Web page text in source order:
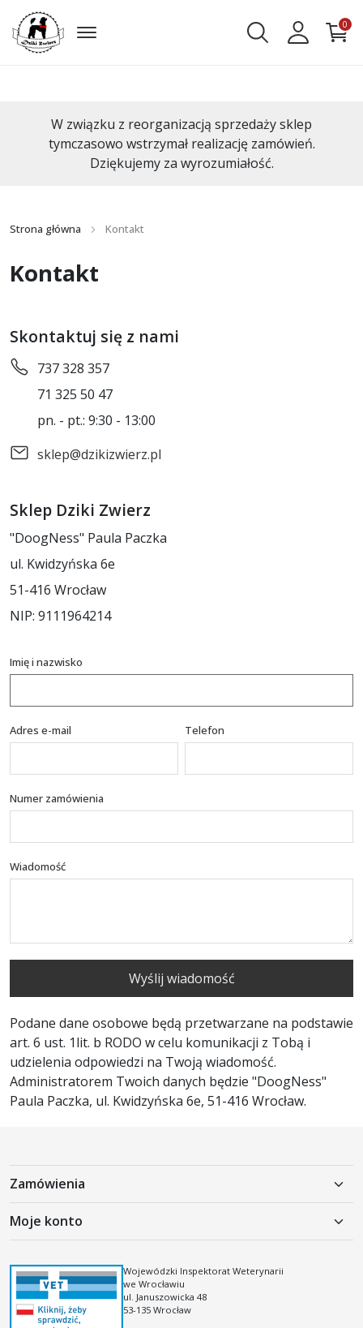
0
W związku z reorganizacją sprzedaży sklep
tymczasowo wstrzymał realizację zamówień.
Dziękujemy za wyrozumiałość.
Strona główna Kontakt
Kontakt
Skontaktuj się z nami
737 328 357
71 325 50 47
pn. - pt.: 9:30 - 13:00
sklep@dzikizwierz.pl
Sklep Dziki Zwierz
"DoogNess" Paula Paczka
ul. Kwidzyńska 6e
51-416 Wrocław
NIP: 9111964214
Imię i nazwisko
Adres e-mail Telefon
Numer zamówienia
Wiadomość
Wyślij wiadomość
Podane dane osobowe będą przetwarzane na podstawie
art. 6 ust. 1lit. b RODO w celu komunikacji z Tobą i
udzielenia odpowiedzi na Twoją wiadomość.
Administratorem Twoich danych będzie "DoogNess"
Paula Paczka, ul. Kwidzyńska 6e, 51-416 Wrocław.
Zamówienia
Polityka prywatności
Koszty dostawy
Regulamin kodów i kuponów rabatowych
Moje konto
Moje konto
Rejestracja
Logowanie
Wojewódzki Inspektorat Weterynarii
we Wrocławiu
ul. Januszowicka 48
53-135 Wrocław